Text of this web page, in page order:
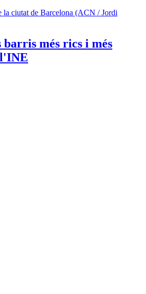
barris més rics i més
l'INE